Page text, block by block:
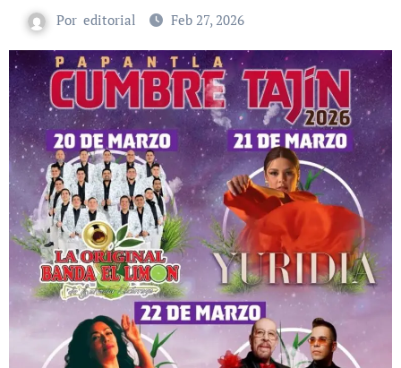
Por editorial Feb 27, 2026